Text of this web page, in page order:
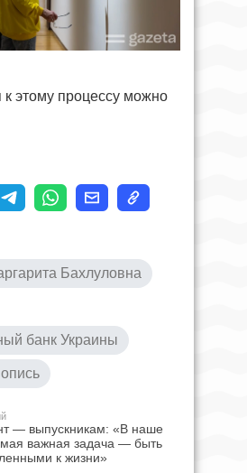
этому процессу можно
Бахлуловна
банк Украины
— выпускникам: «В наше
важная задача — быть
к жизни»